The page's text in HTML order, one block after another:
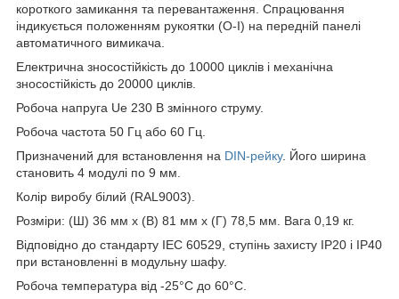
короткого замикання та перевантаження. Спрацювання
індикується положенням рукоятки (О-І) на передній панелі
автоматичного вимикача.
Електрична зносостійкість до 10000 циклів і механічна
зносостійкість до 20000 циклів.
Робоча напруга Ue 230 В змінного струму.
Робоча частота 50 Гц або 60 Гц.
Призначений для встановлення на DIN-рейку. Його ширина
становить 4 модулі по 9 мм.
Колір виробу білий (RAL9003).
Розміри: (Ш) 36 мм x (В) 81 мм x (Г) 78,5 мм. Вага 0,19 кг.
Відповідно до стандарту IEC 60529, ступінь захисту IP20 і IP40
при встановленні в модульну шафу.
Робоча температура від -25°C до 60°C.